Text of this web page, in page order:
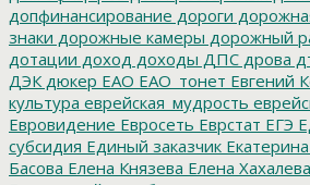
допфинансирование дороги
знаки дорожные камеры дорожный
дотации доход доходы ДПС дрова
ДЭК дюкер ЕАО ЕАО_тонет Евгений
культура еврейская_мудрость
Евровидение Евросеть Еврстат ЕГЭ
субсидия Единый заказчик
Басова Елена Князева Елена Хахалева